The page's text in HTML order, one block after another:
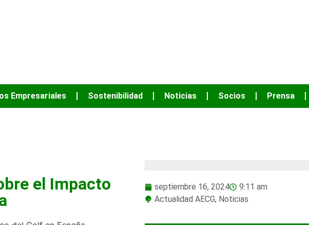
Empresariales Sostenibilidad Noticias Socios Prensa
el Impacto
septiembre 16, 2024
9:11 am
Actualidad AECG, Noticias